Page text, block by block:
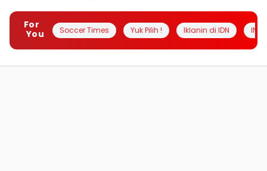
For
You
Soccer Times Yuk Pilih ! Iklanin di IDN